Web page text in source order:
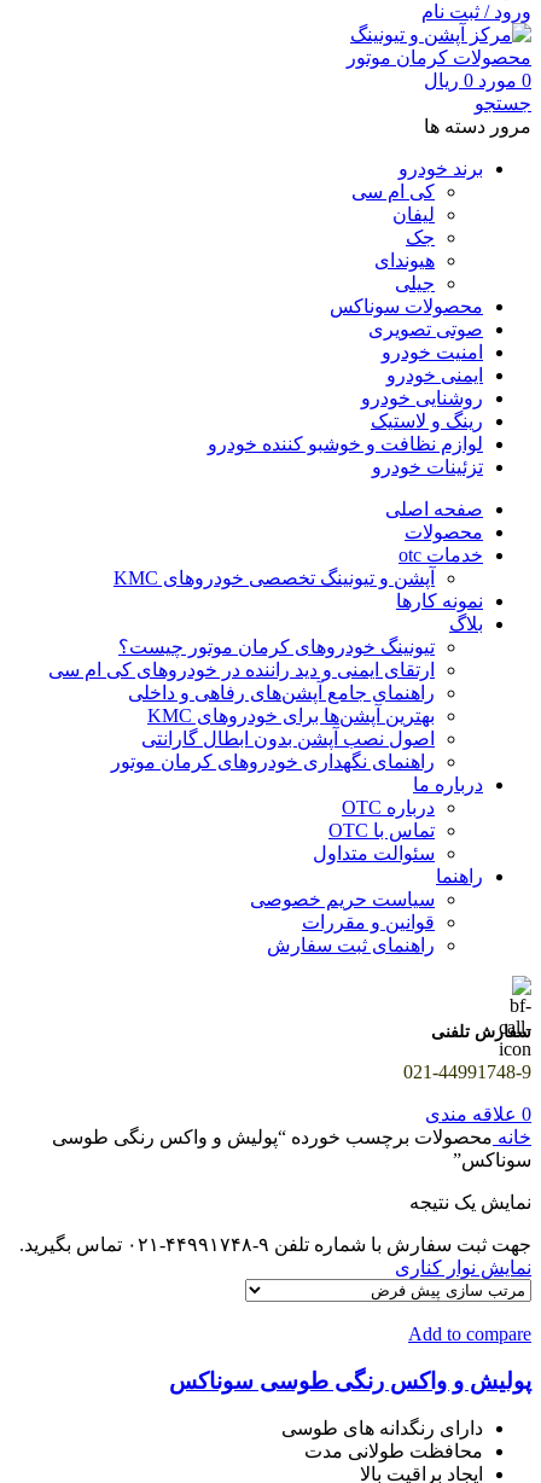
ورود / ثبت نام
0 مورد 0 ریال
جستجو
مرور دسته ها
برند خودرو
کی ام سی
لیفان
جک
هیوندای
جیلی
محصولات سوناکس
صوتی تصویری
امنیت خودرو
ایمنی خودرو
روشنایی خودرو
رینگ و لاستیک
لوازم نظافت و خوشبو کننده خودرو
تزئینات خودرو
صفحه اصلی
محصولات
خدمات otc
آپشن و تیونینگ تخصصی خودروهای KMC
نمونه کارها
بلاگ
تیونینگ خودروهای کرمان موتور چیست؟
ارتقای ایمنی و دید راننده در خودروهای کی ام سی
راهنمای جامع آپشن‌های رفاهی و داخلی
بهترین آپشن‌ها برای خودروهای KMC
اصول نصب آپشن بدون ابطال گارانتی
راهنمای نگهداری خودروهای کرمان موتور
درباره ما
درباره OTC
تماس با OTC
سئوالت متداول
راهنما
سیاست حریم خصوصی
قوانین و مقررات
راهنمای ثبت سفارش
سفارش تلفنی
021-44991748-9
0 علاقه مندی
خانه محصولات برچسب خورده “پولیش و واکس رنگی طوسی
سوناکس”
نمایش یک نتیجه
جهت ثبت سفارش با شماره تلفن ۹-۴۴۹۹۱۷۴۸-۰۲۱ تماس بگیرید.
نمایش نوار کناری
Add to compare
پولیش و واکس رنگی طوسی سوناکس
دارای رنگدانه های طوسی
محافظت طولانی مدت
ایجاد براقیت بالا